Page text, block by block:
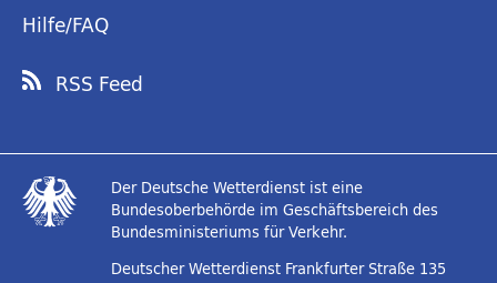
Hilfe/FAQ
RSS Feed
Der Deutsche Wetterdienst ist eine
Bundesoberbehörde im Geschäftsbereich des
Bundesministeriums für Verkehr.
Deutscher Wetterdienst Frankfurter Straße 135